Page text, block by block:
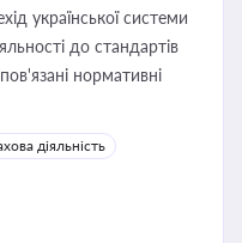
української системи
до стандартів
нормативні
діяльність